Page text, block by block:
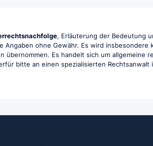
, Erläuterung der Bedeutung
ohne Gewähr. Es wird insbesondere
Es handelt sich um allgemeine
bitte an einen spezialisierten Rechtsanwalt